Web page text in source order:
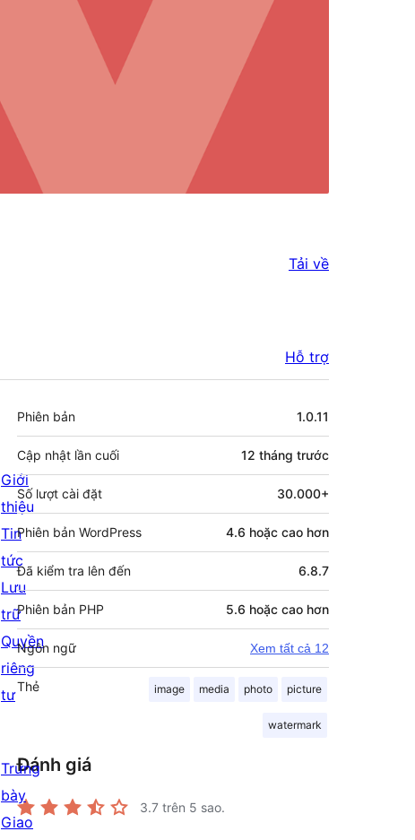
Tải về
Hỗ trợ
Meta
Phiên bản 1.0.11
Cập nhật lần cuối 12 tháng trước
Số lượt cài đặt 30.000+
Phiên bản WordPress 4.6 hoặc cao hơn
Đã kiểm tra lên đến 6.8.7
Phiên bản PHP 5.6 hoặc cao hơn
Ngôn ngữ Xem tất cả 12
Thẻ image media photo picture
watermark
Đánh giá
3.7 trên 5 sao.
Giới
thiệu
Tin
tức
Lưu
trữ
Quyền
riêng
tư
Trưng
bày
Giao